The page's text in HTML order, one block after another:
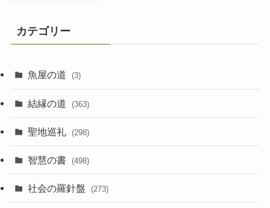
カテゴリー
魚屋の道 (3)
結縁の道 (363)
聖地巡礼 (298)
智慧の書 (498)
社会の羅針盤 (273)